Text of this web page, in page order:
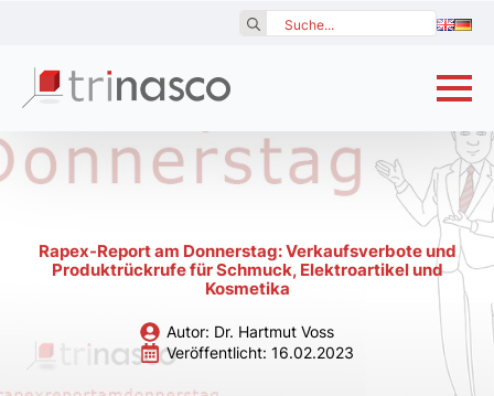
Search
Rapex-Report am Donnerstag: Verkaufsverbote und
Produktrückrufe für Schmuck, Elektroartikel und
Kosmetika
Autor: Dr. Hartmut Voss
Veröffentlicht: 16.02.2023